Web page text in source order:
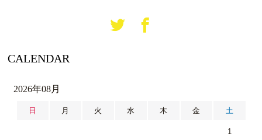
CALENDAR
2026年08月
日 月 火 水 木 金 土
1